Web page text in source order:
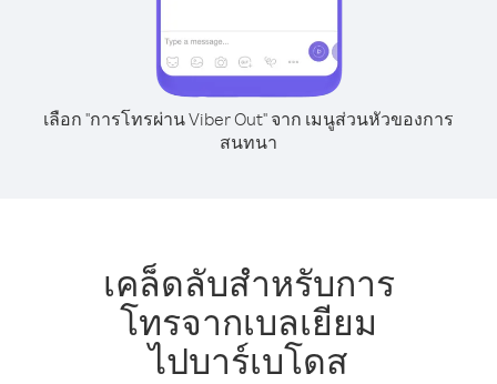
เลือก "การโทรผ่าน Viber Out" จาก เมนูส่วนหัวของการ
สนทนา
เคล็ดลับสำหรับการ
โทรจากเบลเยียม
ไปบาร์เบโดส